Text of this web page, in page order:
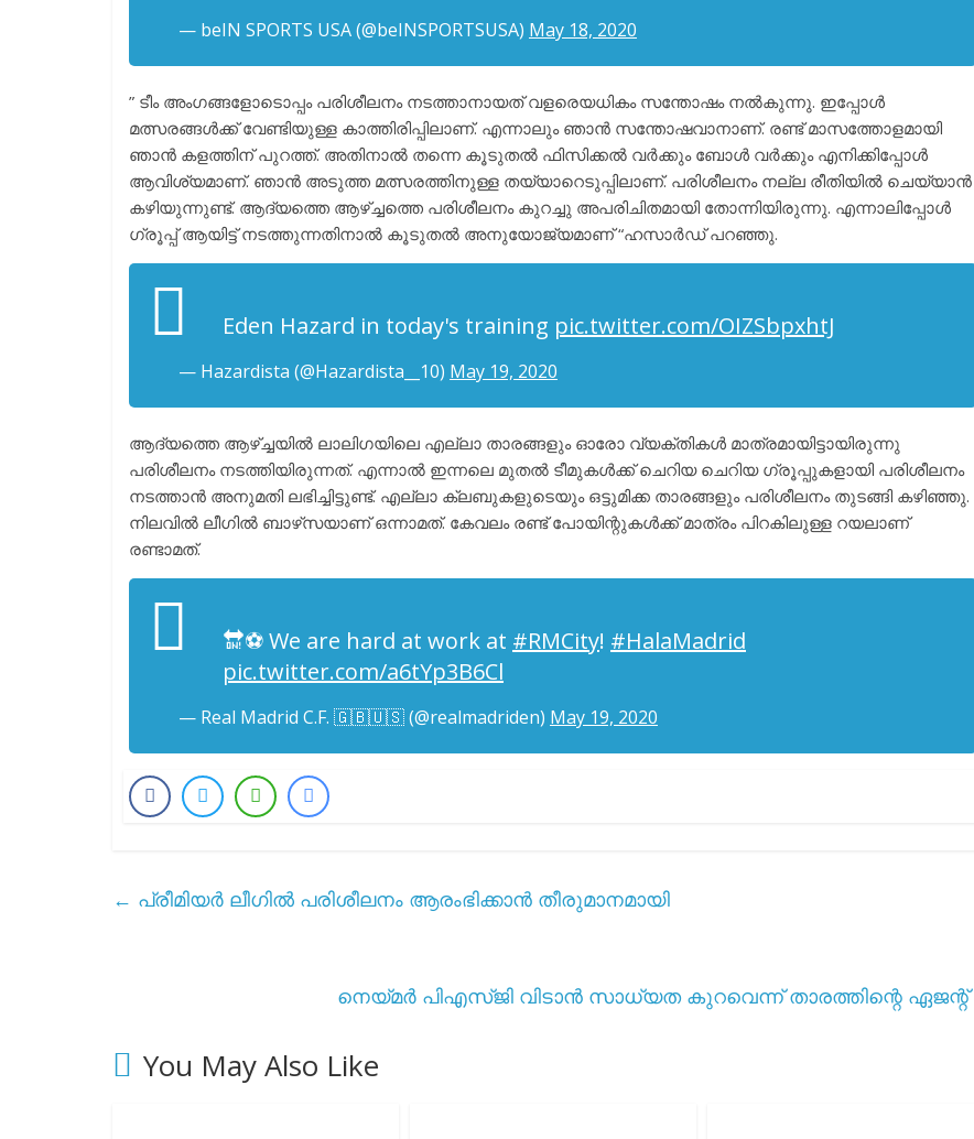
— beIN SPORTS USA (@beINSPORTSUSA) May 18, 2020
” ടീം അംഗങ്ങളോടൊപ്പം പരിശീലനം നടത്താനായത് വളരെയധികം സന്തോഷം നൽകുന്നു. ഇപ്പോൾ
മത്സരങ്ങൾക്ക് വേണ്ടിയുള്ള കാത്തിരിപ്പിലാണ്. എന്നാലും ഞാൻ സന്തോഷവാനാണ്. രണ്ട് മാസത്തോളമായി
ഞാൻ കളത്തിന് പുറത്ത്. അതിനാൽ തന്നെ കൂടുതൽ ഫിസിക്കൽ വർക്കും ബോൾ വർക്കും എനിക്കിപ്പോൾ
ആവിശ്യമാണ്. ഞാൻ അടുത്ത മത്സരത്തിനുള്ള തയ്യാറെടുപ്പിലാണ്. പരിശീലനം നല്ല രീതിയിൽ ചെയ്യാൻ
കഴിയുന്നുണ്ട്. ആദ്യത്തെ ആഴ്ച്ചത്തെ പരിശീലനം കുറച്ചു അപരിചിതമായി തോന്നിയിരുന്നു. എന്നാലിപ്പോൾ
ഗ്രൂപ്പ്‌ ആയിട്ട് നടത്തുന്നതിനാൽ കൂടുതൽ അനുയോജ്യമാണ് “ഹസാർഡ് പറഞ്ഞു.
Eden Hazard in today's training pic.twitter.com/OIZSbpxhtJ
— Hazardista (@Hazardista__10) May 19, 2020
ആദ്യത്തെ ആഴ്ച്ചയിൽ ലാലിഗയിലെ എല്ലാ താരങ്ങളും ഓരോ വ്യക്തികൾ മാത്രമായിട്ടായിരുന്നു
പരിശീലനം നടത്തിയിരുന്നത്. എന്നാൽ ഇന്നലെ മുതൽ ടീമുകൾക്ക് ചെറിയ ചെറിയ ഗ്രൂപ്പുകളായി പരിശീലനം
നടത്താൻ അനുമതി ലഭിച്ചിട്ടുണ്ട്. എല്ലാ ക്ലബുകളുടെയും ഒട്ടുമിക്ക താരങ്ങളും പരിശീലനം തുടങ്ങി കഴിഞ്ഞു.
നിലവിൽ ലീഗിൽ ബാഴ്‌സയാണ് ഒന്നാമത്. കേവലം രണ്ട് പോയിന്റുകൾക്ക് മാത്രം പിറകിലുള്ള റയലാണ്
രണ്ടാമത്.
🔛⚽ We are hard at work at #RMCity! #HalaMadrid
pic.twitter.com/a6tYp3B6Cl
— Real Madrid C.F. 🇬🇧🇺🇸 (@realmadriden) May 19, 2020
← പ്രീമിയർ ലീഗിൽ പരിശീലനം ആരംഭിക്കാൻ തീരുമാനമായി
നെയ്മർ പിഎസ്ജി വിടാൻ സാധ്യത കുറവെന്ന് താരത്തിന്റെ ഏജന്റ്
You May Also Like